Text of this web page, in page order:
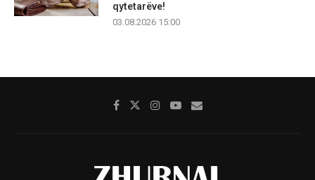
qytetarëve!
03.08.2026 15:00